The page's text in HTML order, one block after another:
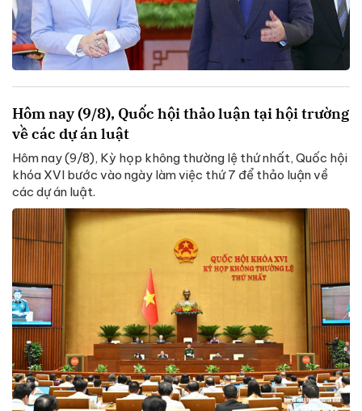
Hôm nay (9/8), Quốc hội thảo luận tại hội trường
về các dự án luật
Hôm nay (9/8), Kỳ họp không thường lệ thứ nhất, Quốc hội
khóa XVI bước vào ngày làm việc thứ 7 để thảo luận về
các dự án luật.